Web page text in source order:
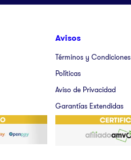
Avisos
Términos y Condiciones
Políticas
Aviso de Privacidad
Garantías Extendidas